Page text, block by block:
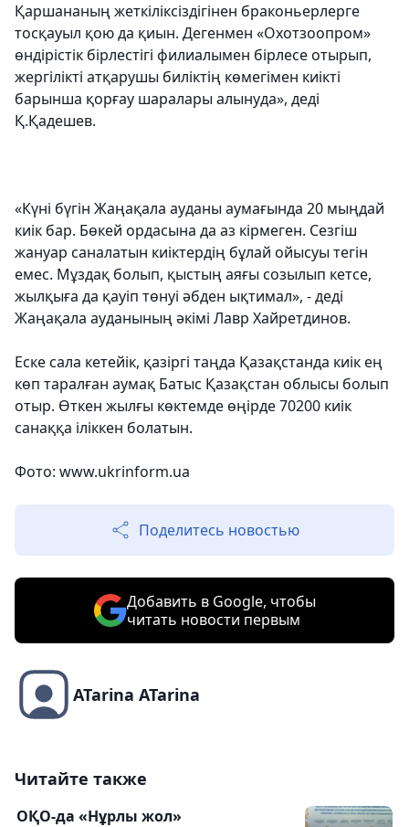
Қаршананың жеткіліксіздігінен браконьерлерге
тосқауыл қою да қиын. Дегенмен «Охотзоопром»
өндірістік бірлестігі филиалымен бірлесе отырып,
жергілікті атқарушы биліктің көмегімен киікті
барынша қорғау шаралары алынуда», деді
Қ.Қадешев.
«Күні бүгін Жаңақала ауданы аумағында 20 мыңдай
киік бар. Бөкей ордасына да аз кірмеген. Сезгіш
жануар саналатын киіктердің бұлай ойысуы тегін
емес. Мұздақ болып, қыстың аяғы созылып кетсе,
жылқыға да қауіп төнуі әбден ықтимал», - деді
Жаңақала ауданының әкімі Лавр Хайретдинов.
Еске сала кетейік, қазіргі таңда Қазақстанда киік ең
көп таралған аумақ Батыс Қазақстан облысы болып
отыр. Өткен жылғы көктемде өңірде 70200 киік
санаққа іліккен болатын.
Фото: www.ukrinform.ua
Поделитесь новостью
Добавить в Google, чтобы
читать новости первым
ATarina ATarina
Читайте также
ОҚО-да «Нұрлы жол»